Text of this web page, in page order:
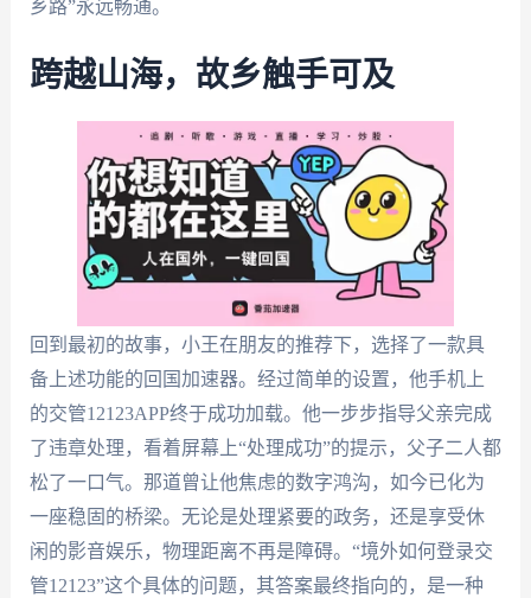
乡路”永远畅通。
跨越山海，故乡触手可及
回到最初的故事，小王在朋友的推荐下，选择了一款具
备上述功能的回国加速器。经过简单的设置，他手机上
的交管12123APP终于成功加载。他一步步指导父亲完成
了违章处理，看着屏幕上“处理成功”的提示，父子二人都
松了一口气。那道曾让他焦虑的数字鸿沟，如今已化为
一座稳固的桥梁。无论是处理紧要的政务，还是享受休
闲的影音娱乐，物理距离不再是障碍。“境外如何登录交
管12123”这个具体的问题，其答案最终指向的，是一种